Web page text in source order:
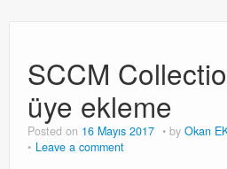
SCCM
üye ekleme
Posted on 16 Mayıs 2017 by Okan
Leave a comment